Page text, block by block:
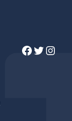
Facebook Twitter Instagram